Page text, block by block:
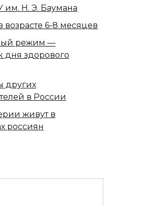
им. Н. Э. Баумана
возрасте 6-8 месяцев
режим —
дня здорового
других
в России
живут в
россиян